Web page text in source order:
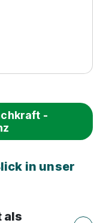
-
in unser
als